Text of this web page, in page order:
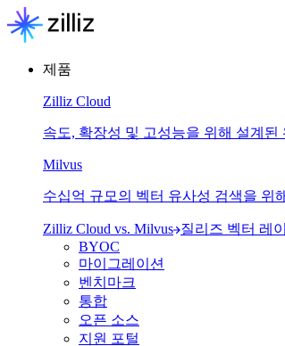
제품
Zilliz Cloud
속도, 확장성 및 고성능을 위해 설계
Milvus
수십억 규모의 벡터 유사성 검색을 위
Zilliz Cloud vs. Milvus 질리즈 벡터 레
BYOC
마이그레이션
벤치마크
통합
오픈 소스
지원 포털